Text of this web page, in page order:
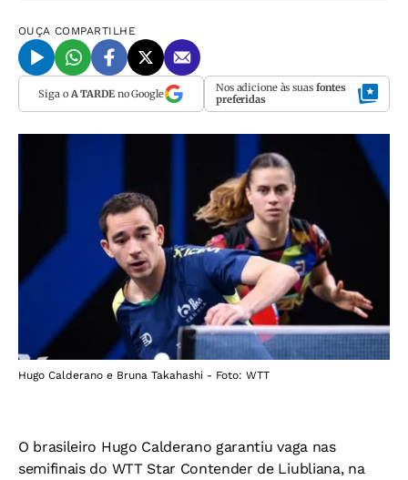
OUÇA COMPARTILHE
Siga o A TARDEno Google Nos adicione às suas fontes
preferidas
Hugo Calderano e Bruna Takahashi - Foto: WTT
O brasileiro Hugo Calderano garantiu vaga nas
semifinais do WTT Star Contender de Liubliana, na